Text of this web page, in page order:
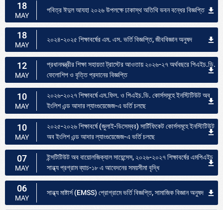
18
MAY
পবিত্র ঈদুল আযহা ২০২৬ উপলক্ষে ঢাকাস্থ অতিথি ভবন বন্ধের বিজ্ঞপ্তি
18
MAY
২০২৪-২০২৫ শিক্ষাবর্ষের এম. এস. ভর্তি বিজ্ঞপ্তি, জীববিজ্ঞান অনুষদ
12
MAY
প্রধানমন্ত্রীর শিক্ষা সহায়তা ট্রাস্টের আওতায় ২০২৬-২৭ অর্থবছরে পিএইচ.ডি.
ফেলোশিপ ও বৃত্তি প্রদানের বিজ্ঞপ্তি
10
MAY
২০২৬-২০২৭ শিক্ষাবর্ষে এম.ফিল. ও পিএইচ.ডি. কোর্সসমূহে ইনস্টিটিউট অব
ইংলিশ এন্ড আদার ল্যাংগুয়েজেজ-এ ভর্তি চলছে
10
MAY
২০২৫-২০২৬ শিক্ষাবর্ষে (জুলাই-ডিসেম্বর) সার্টিফিকেট কোর্সসমূহে ইনস্টিটিউট
অব ইংলিশ এন্ড আদার ল্যাংগুয়েজেজ-এ ভর্তি চলছে
07
MAY
ইন্সটিটিউট অব বায়োলজিক্যাল সায়েন্সেস, ২০২৬-২০২৭ শিক্ষাবর্ষের এমপিএইচ
সান্ধ্য প্রগ্রাম ব্যাচ-১৮ এ আবেদনের সময়সীমা বৃদ্ধি
06
MAY
সান্ধ্য মাষ্টার্স (EMSS) প্রোগ্রামে ভর্তি বিজ্ঞপ্তি, সামাজিক বিজ্ঞান অনুষদ